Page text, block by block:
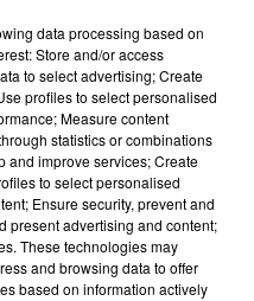
DÉCÈDE APRÈS
data processing based on
Store and/or access
to select advertising; Create
profiles to select personalised
Measure content
statistics or combinations
and improve services; Create
to select personalised
Ensure security, prevent and
present advertising and content;
These technologies may
and browsing data to offer
based on information actively